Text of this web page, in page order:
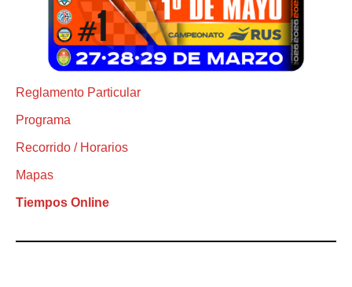
Reglamento Particular
Programa
Recorrido / Horarios
Mapas
Tiempos Online